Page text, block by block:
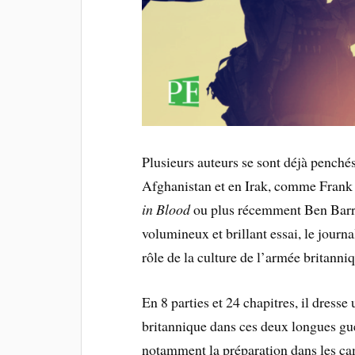
Plusieurs auteurs se sont déjà
Afghanistan et en Irak, comme
in Bloodou plus récemment Ben
volumineux et brillant essai, le
rôle de la culture de l’armée
En 8 parties et 24 chapitres, il
britannique dans ces deux longues
notamment la préparation dans les